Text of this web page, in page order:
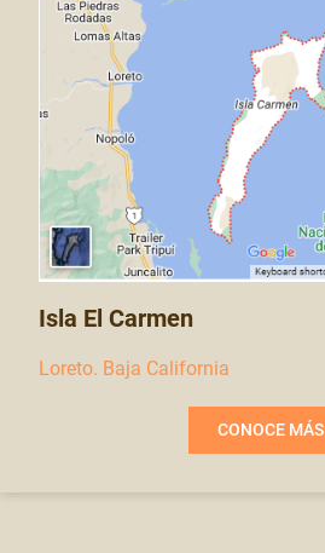
Isla El Carmen
Loreto. Baja California
CONOCE MÁS